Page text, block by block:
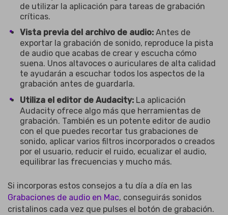
de utilizar la aplicación para tareas de grabación
críticas.
Vista previa del archivo de audio: Antes de
exportar la grabación de sonido, reproduce la pista
de audio que acabas de crear y escucha cómo
suena. Unos altavoces o auriculares de alta calidad
te ayudarán a escuchar todos los aspectos de la
grabación antes de guardarla.
Utiliza el editor de Audacity: La aplicación
Audacity ofrece algo más que herramientas de
grabación. También es un potente editor de audio
con el que puedes recortar tus grabaciones de
sonido, aplicar varios filtros incorporados o creados
por el usuario, reducir el ruido, ecualizar el audio,
equilibrar las frecuencias y mucho más.
Si incorporas estos consejos a tu día a día en las
Grabaciones de audio en Mac, conseguirás sonidos
cristalinos cada vez que pulses el botón de grabación.